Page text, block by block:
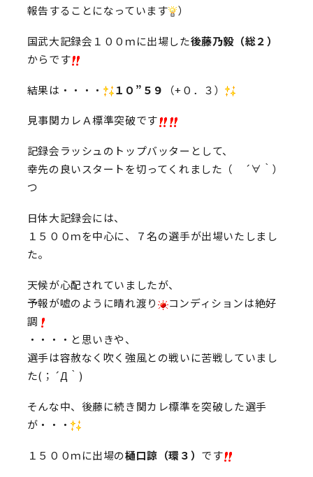
報告することになっています
）
国武大記録会１００ｍに出場した後藤乃毅（総２）
からです
結果は・・・・ １０”５９ （+０．３）
見事関カレＡ標準突破です
記録会ラッシュのトップバッターとして、
幸先の良いスタートを切ってくれました（ ´∀｀）
つ
日体大記録会には、
１５００ｍを中心に、７名の選手が出場いたしまし
た。
天候が心配されていましたが、
予報が嘘のように晴れ渡り
コンディションは絶好
調
・・・・と思いきや、
選手は容赦なく吹く強風との戦いに苦戦していまし
た(；´Д｀)
そんな中、後藤に続き関カレ標準を突破した選手
が・・・
１５００ｍに出場の樋口諒（環３） です